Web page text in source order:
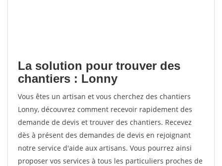
La solution pour trouver des
chantiers : Lonny
Vous êtes un artisan et vous cherchez des chantiers
Lonny, découvrez comment recevoir rapidement des
demande de devis et trouver des chantiers. Recevez
dès à présent des demandes de devis en rejoignant
notre service d'aide aux artisans. Vous pourrez ainsi
proposer vos services à tous les particuliers proches de